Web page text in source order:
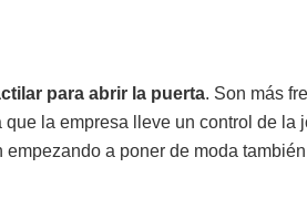
para abrir la puerta. Son más
la empresa lleve un control de la
a poner de moda